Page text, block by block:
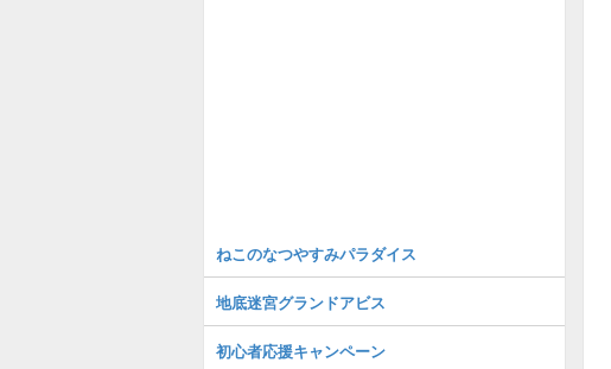
ねこのなつやすみパラダイス
地底迷宮グランドアビス
初心者応援キャンペーン